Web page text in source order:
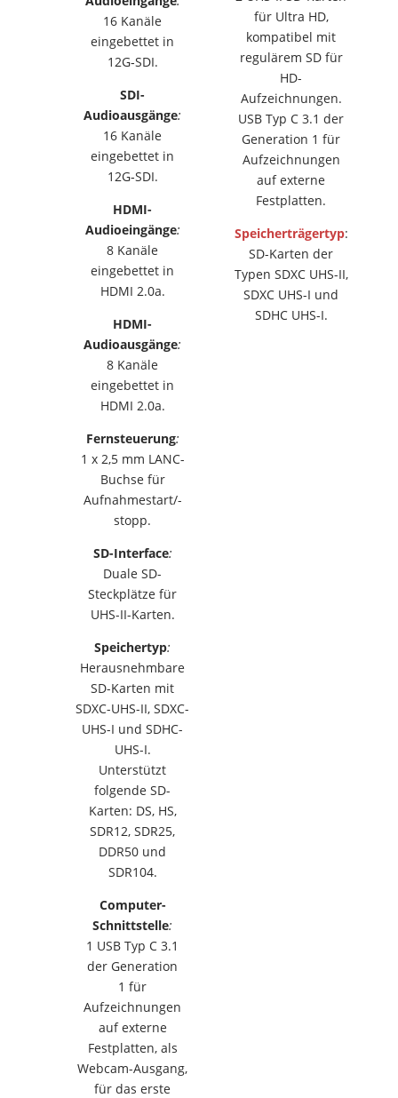
16 Kanäle
eingebettet in
12G‑SDI.
SDI-
Audioausgänge:
16 Kanäle
eingebettet in
12G‑SDI.
HDMI-
Audioeingänge:
8 Kanäle
eingebettet in
HDMI 2.0a.
HDMI-
Audioausgänge:
8 Kanäle
eingebettet in
HDMI 2.0a.
Fernsteuerung:
1 x 2,5 mm LANC-
Buchse für
Aufnahmestart/-
stopp.
SD-Interface:
Duale SD-
Steckplätze für
UHS-II-Karten.
Speichertyp:
Herausnehmbare
SD-Karten mit
SDXC-UHS-II, SDXC-
UHS-I und SDHC-
UHS-I.
Unterstützt
folgende SD-
Karten: DS, HS,
SDR12, SDR25,
DDR50 und
SDR104.
Computer-
Schnittstelle:
1 USB Typ C 3.1
der Generation
1 für
Aufzeichnungen
auf externe
Festplatten, als
Webcam-Ausgang,
für das erste
für Ultra HD,
kompatibel mit
regulärem SD für
HD-
Aufzeichnungen.
USB Typ C 3.1 der
Generation 1 für
Aufzeichnungen
auf externe
Festplatten.
Speicherträgertyp:
SD-Karten der
Typen SDXC UHS-II,
SDXC UHS-I und
SDHC UHS-I.